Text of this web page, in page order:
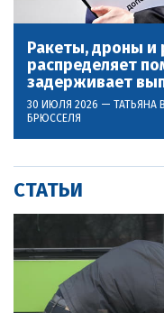
Ракеты, дроны
распределяет
задерживает
30 ИЮЛЯ 2026 — ТАТЬЯНА
БРЮССЕЛЯ
СТАТЬИ